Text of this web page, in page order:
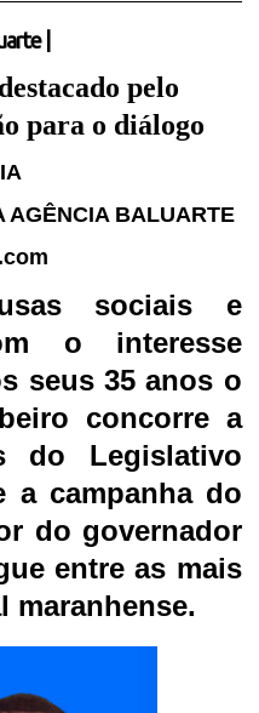
pelo
para o diálogo
AGÊNCIA BALUARTE
sociais e
o interesse
seus 35 anos o
concorre a
do Legislativo
a campanha do
do governador
entre as mais
maranhense.